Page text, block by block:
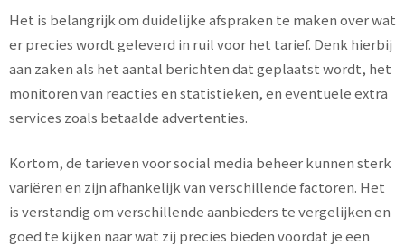
Het is belangrijk om duidelijke afspraken te maken over wat
er precies wordt geleverd in ruil voor het tarief. Denk hierbij
aan zaken als het aantal berichten dat geplaatst wordt, het
monitoren van reacties en statistieken, en eventuele extra
services zoals betaalde advertenties.
Kortom, de tarieven voor social media beheer kunnen sterk
variëren en zijn afhankelijk van verschillende factoren. Het
is verstandig om verschillende aanbieders te vergelijken en
goed te kijken naar wat zij precies bieden voordat je een